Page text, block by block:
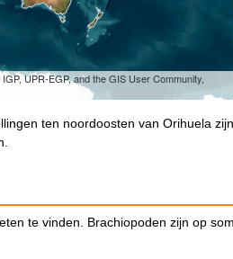
UPR-EGP, and the GIS User Community,
ten noordoosten van Orihuela
te vinden. Brachiopoden zijn op